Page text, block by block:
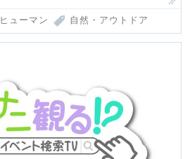
ヒューマン 自然・アウトドア